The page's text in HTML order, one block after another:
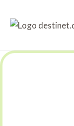
Inhalt
springen